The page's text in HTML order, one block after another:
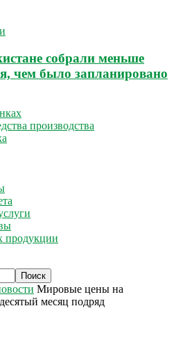
собрали меньше
чем было запланировано
производства
продукции
Мировые цены на
месяц подряд